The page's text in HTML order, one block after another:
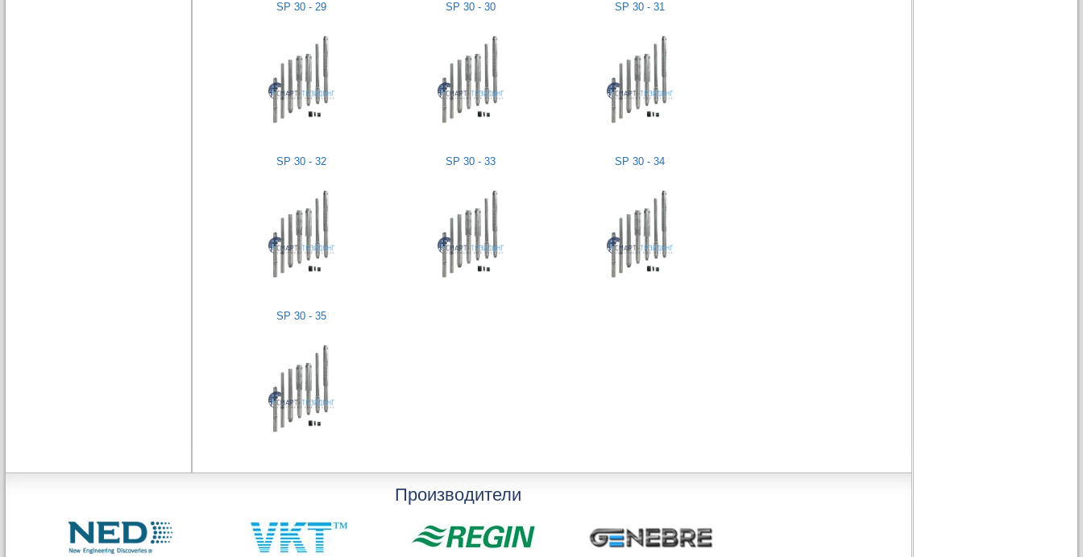
SP 30 - 29 SP 30 - 30 SP 30 - 31
SP 30 - 32 SP 30 - 33 SP 30 - 34
SP 30 - 35
Производители